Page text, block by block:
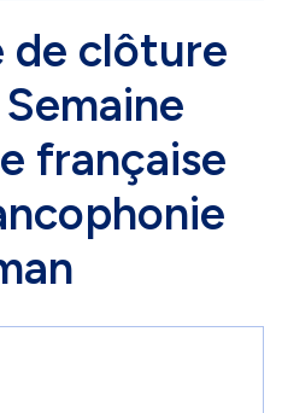
de clôture
française